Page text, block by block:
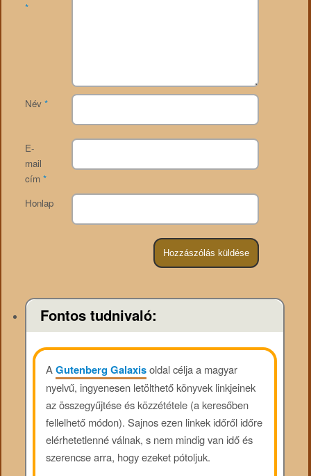
*
Név *
E-
mail
cím *
Honlap
Fontos tudnivaló:
AGutenberg Galaxisoldal célja a magyar
nyelvű, ingyenesen letölthető könyvek linkjeinek
az összegyűjtése és közzététele (a keresőben
fellelhető módon). Sajnos ezen linkek időről időre
elérhetetlenné válnak, s nem mindig van idő és
szerencse arra, hogy ezeket pótoljuk.